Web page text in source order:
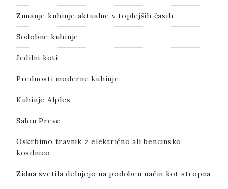
Zunanje kuhinje aktualne v toplejših časih
Sodobne kuhinje
Jedilni koti
Prednosti moderne kuhinje
Kuhinje Alples
Salon Prevc
Oskrbimo travnik z električno ali bencinsko
kosilnico
Zidna svetila delujejo na podoben način kot stropna